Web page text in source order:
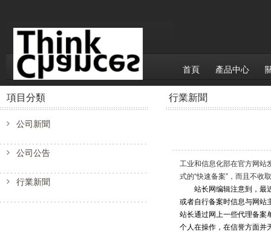
首頁 產品中心
項目分類
公司新聞
公司公告
行業新聞
行業新聞
工业和信息化部在官方网站
式的“快速备案”，而且不收
站长网编辑注意到，最近
或者自行备案时信息与网站
站长通过网上一些代理备案
个人在操作，在信誉方面并